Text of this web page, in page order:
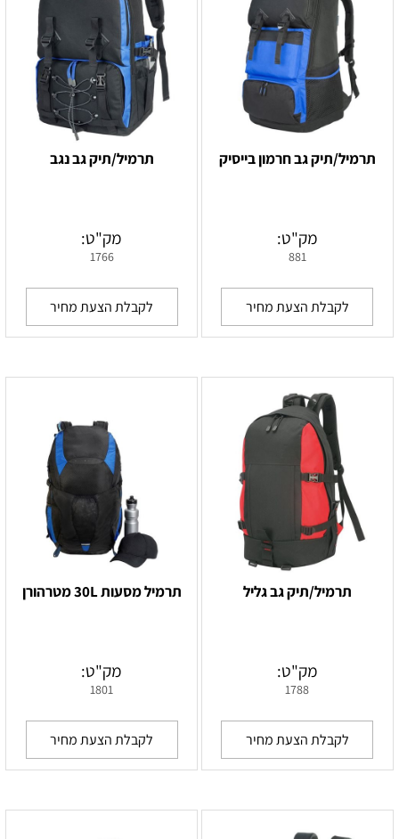
תרמיל/תיק גב חרמון בייסיק
מק"ט:
881
לקבלת הצעת מחיר
תרמיל/תיק גב נגב
מק"ט:
1766
לקבלת הצעת מחיר
תרמיל/תיק גב גליל
מק"ט:
1788
לקבלת הצעת מחיר
תרמיל מסעות 30L מטרהורן
מק"ט:
1801
לקבלת הצעת מחיר